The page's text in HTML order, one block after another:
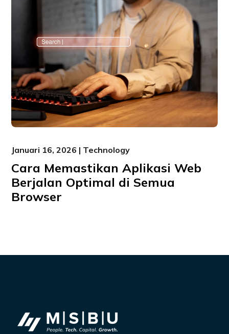
Januari 16, 2026 | Technology
Cara Memastikan Aplikasi Web
Berjalan Optimal di Semua
Browser